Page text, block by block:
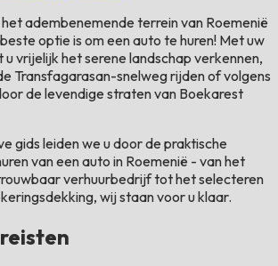
adembenemende terrein van Roemenië
optie is om een ​​auto te huren! Met uw
vrijelijk het serene landschap verkennen,
Transfagarasan-snelweg rijden of volgens
de levendige straten van Boekarest
gids leiden we u door de praktische
van een auto in Roemenië - van het
verhuurbedrijf tot het selecteren
wij staan ​​voor u klaar.